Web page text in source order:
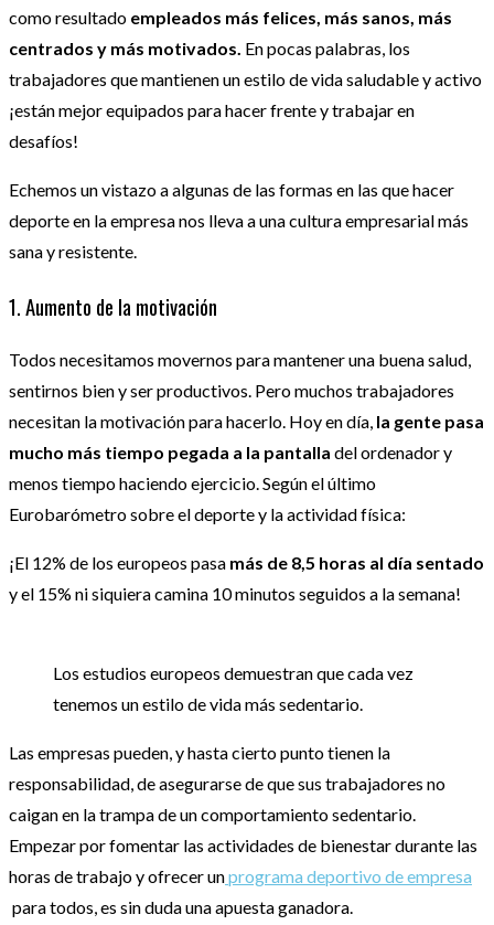
como resultado empleados más felices, más sanos, más
centrados y más motivados. En pocas palabras, los
trabajadores que mantienen un estilo de vida saludable y activo
¡están mejor equipados para hacer frente y trabajar en
desafíos!
Echemos un vistazo a algunas de las formas en las que hacer
deporte en la empresa nos lleva a una cultura empresarial más
sana y resistente.
1. Aumento de la motivación
Todos necesitamos movernos para mantener una buena salud,
sentirnos bien y ser productivos. Pero muchos trabajadores
necesitan la motivación para hacerlo. Hoy en día, la gente pasa
mucho más tiempo pegada a la pantalla del ordenador y
menos tiempo haciendo ejercicio. Según el último
Eurobarómetro sobre el deporte y la actividad física:
¡El 12% de los europeos pasa más de 8,5 horas al día sentado
y el 15% ni siquiera camina 10 minutos seguidos a la semana!
Los estudios europeos demuestran que cada vez
tenemos un estilo de vida más sedentario.
Las empresas pueden, y hasta cierto punto tienen la
responsabilidad, de asegurarse de que sus trabajadores no
caigan en la trampa de un comportamiento sedentario.
Empezar por fomentar las actividades de bienestar durante las
horas de trabajo y ofrecer unprograma deportivo de empresa
para todos, es sin duda una apuesta ganadora.